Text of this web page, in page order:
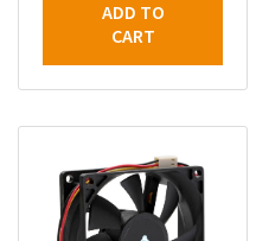
ADD TO
CART